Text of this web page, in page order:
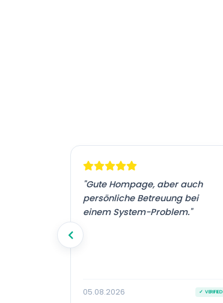
"Gute Hompage, aber auch
persönliche Betreuung bei
einem System-Problem."
05.08.2026 ✓ VERIFIED